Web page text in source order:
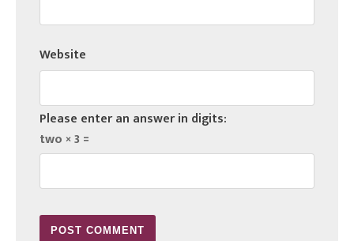
Website
Please enter an answer in digits:
two × 3 =